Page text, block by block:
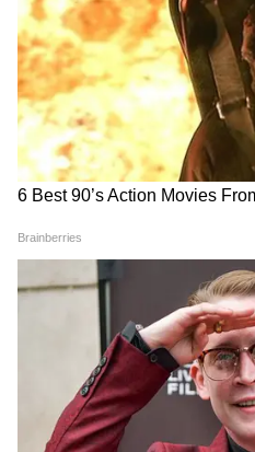
নির্ধারিত সময়সীমার
প্রকল্প রূপায়ণের কাজ
দিয়েছেন মুখ্যমন্ত্রী শুভেন্দু